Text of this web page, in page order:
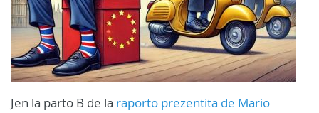
Jen la parto B de la raporto prezentita de Mario